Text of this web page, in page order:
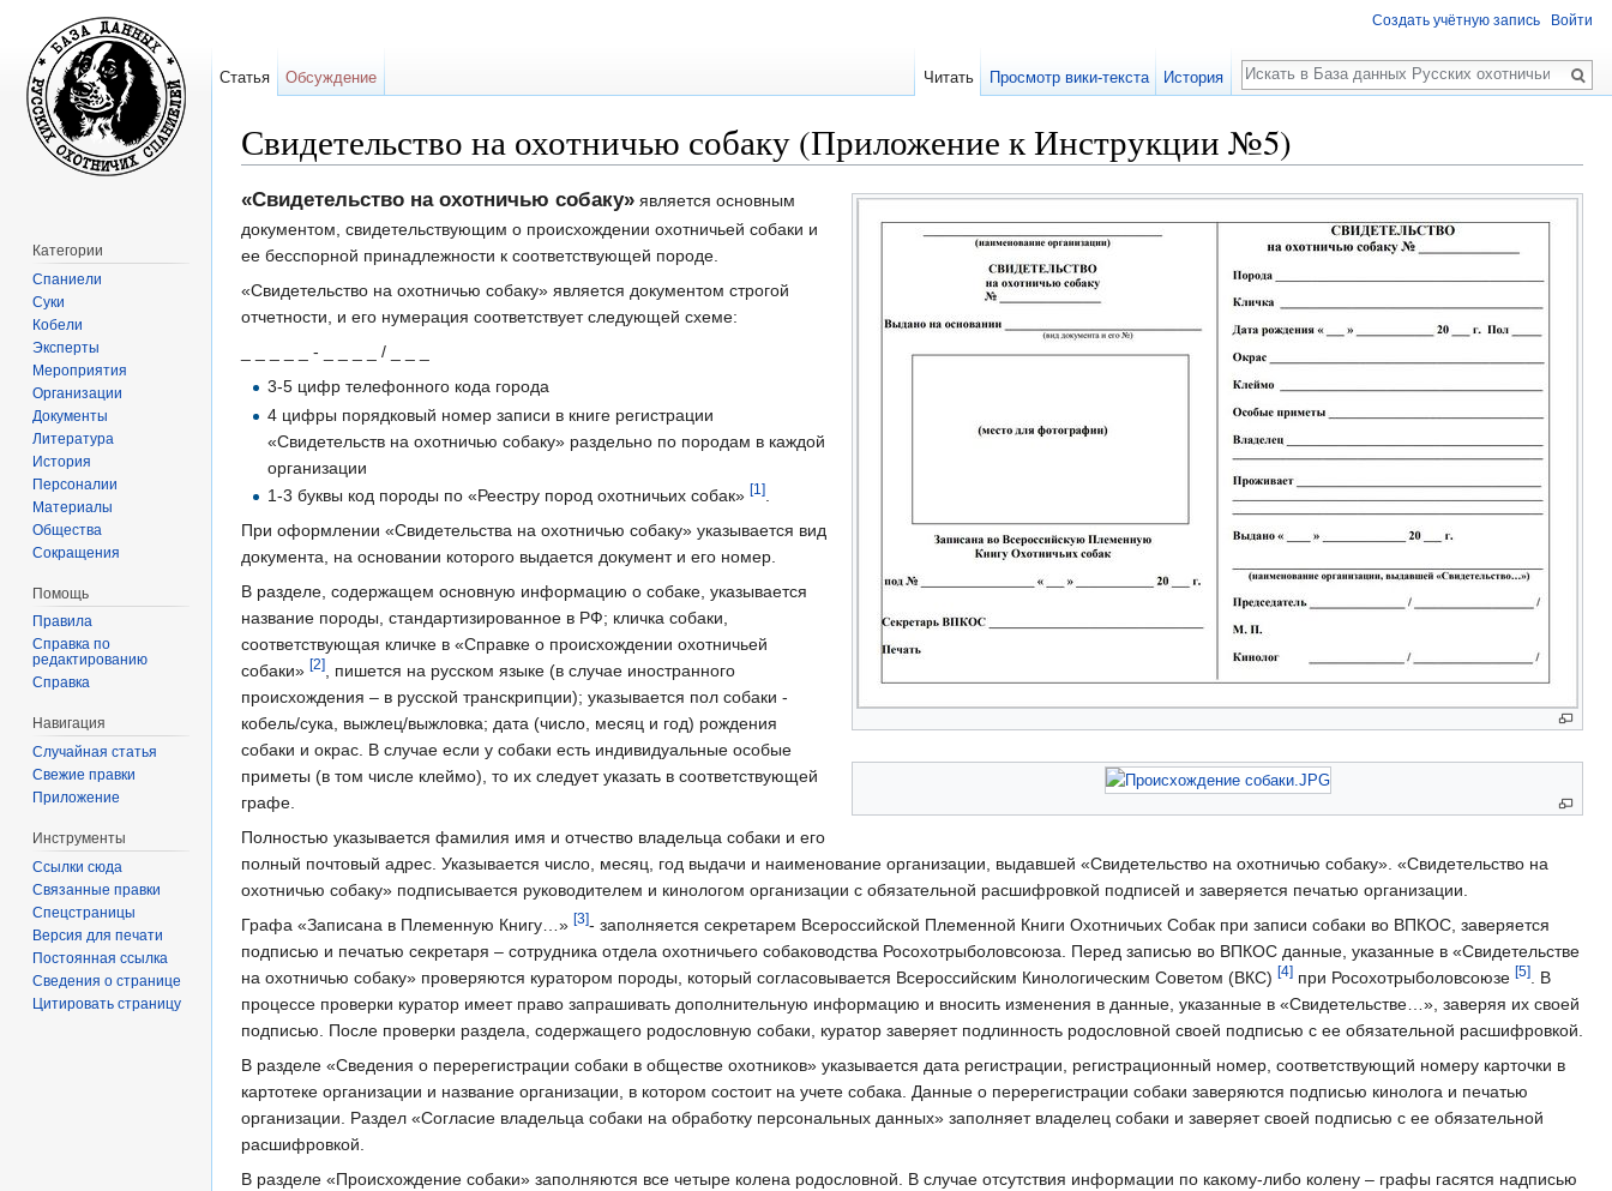
Свидетельство на охотничью собаку (Приложение к Инструкции №5)
«Свидетельство на охотничью собаку» является основным
документом, свидетельствующим о происхождении охотничьей собаки и
ее бесспорной принадлежности к соответствующей породе.
«Свидетельство на охотничью собаку» является документом строгой
отчетности, и его нумерация соответствует следующей схеме:
_ _ _ _ _ - _ _ _ _ / _ _ _
3-5 цифр телефонного кода города
4 цифры порядковый номер записи в книге регистрации
«Свидетельств на охотничью собаку» раздельно по породам в каждой
организации
1-3 буквы код породы по «Реестру пород охотничьих собак»[1].
При оформлении «Свидетельства на охотничью собаку» указывается вид
документа, на основании которого выдается документ и его номер.
В разделе, содержащем основную информацию о собаке, указывается
название породы, стандартизированное в РФ; кличка собаки,
соответствующая кличке в «Справке о происхождении охотничьей
собаки» [2], пишется на русском языке (в случае иностранного
происхождения – в русской транскрипции); указывается пол собаки -
кобель/сука, выжлец/выжловка; дата (число, месяц и год) рождения
собаки и окрас. В случае если у собаки есть индивидуальные особые
приметы (в том числе клеймо), то их следует указать в соответствующей
графе.
Полностью указывается фамилия имя и отчество владельца собаки и его
полный почтовый адрес. Указывается число, месяц, год выдачи и наименование организации, выдавшей «Свидетельство на охотничью собаку». «Свидетельство на
охотничью собаку» подписывается руководителем и кинологом организации с обязательной расшифровкой подписей и заверяется печатью организации.
Графа «Записана в Племенную Книгу…» [3]- заполняется секретарем Всероссийской Племенной Книги Охотничьих Собак при записи собаки во ВПКОС, заверяется
подписью и печатью секретаря – сотрудника отдела охотничьего собаководства Росохотрыболовсоюза. Перед записью во ВПКОС данные, указанные в «Свидетельстве
на охотничью собаку» проверяются куратором породы, который согласовывается Всероссийским Кинологическим Советом (ВКС) [4] при Росохотрыболовсоюзе [5]. В
процессе проверки куратор имеет право запрашивать дополнительную информацию и вносить изменения в данные, указанные в «Свидетельстве…», заверяя их своей
подписью. После проверки раздела, содержащего родословную собаки, куратор заверяет подлинность родословной своей подписью с ее обязательной расшифровкой.
В разделе «Сведения о перерегистрации собаки в обществе охотников» указывается дата регистрации, регистрационный номер, соответствующий номеру карточки в
картотеке организации и название организации, в котором состоит на учете собака. Данные о перерегистрации собаки заверяются подписью кинолога и печатью
организации. Раздел «Согласие владельца собаки на обработку персональных данных» заполняет владелец собаки и заверяет своей подписью с ее обязательной
расшифровкой.
В разделе «Происхождение собаки» заполняются все четыре колена родословной. В случае отсутствия информации по какому-либо колену – графы гасятся надписью
Создать учётную запись Войти
Статья Обсуждение Читать Просмотр вики-текста История
Поиск
Категории
Спаниели
Суки
Кобели
Эксперты
Мероприятия
Организации
Документы
Литература
История
Персоналии
Материалы
Общества
Сокращения
Помощь
Правила
Справка по
редактированию
Справка
Навигация
Случайная статья
Свежие правки
Приложение
Инструменты
Ссылки сюда
Связанные правки
Спецстраницы
Версия для печати
Постоянная ссылка
Сведения о странице
Цитировать страницу